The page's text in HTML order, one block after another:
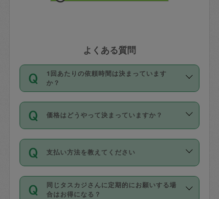
よくある質問
1回あたりの依頼時間は決まっています
か？
依頼1回につき3時間固定です。3時間を
超えて依頼したい場合は、延長機能をご
利用ください。機能をご利用いただくに
の上事前申請することが必要です。な
お、3時間を下回っても、値引き等はござ
いません。
価格はどうやって決まっていますか？
11種類の価格帯の中からタスカジさん自
身が価格を選んで設定しています。
タスカジさんの価格設定には最初は制限
があり、レビュー件数、レビューの平均
値、などで除々に設定可能な最高額が上
支払い方法を教えてください
お支払方法はクレジットカード（Visa／
Master／JCB／AMERICAN EXPRESS／
同じタスカジさんに定期的にお願いする場
合はお得になる？